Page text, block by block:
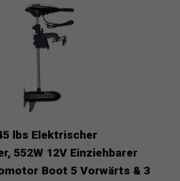
lbs Elektrischer
552W 12V Einziehbarer
Boot 5 Vorwärts & 3